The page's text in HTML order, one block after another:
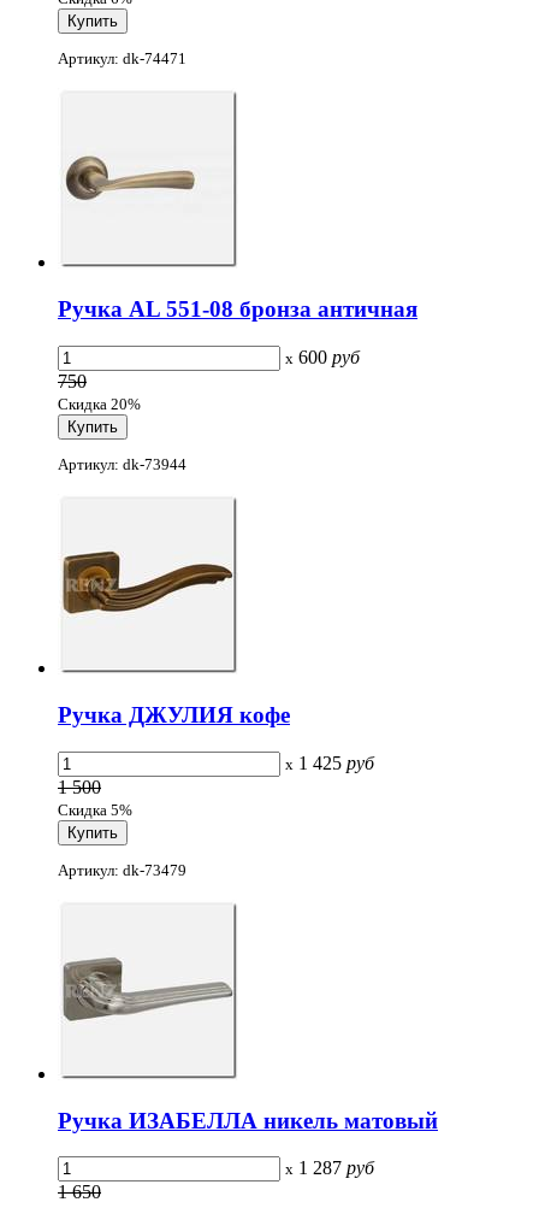
Артикул: dk-74471
Ручка AL 551-08 бронза античная
x 600 руб
750
Скидка 20%
Артикул: dk-73944
Ручка ДЖУЛИЯ кофе
x 1 425 руб
1 500
Скидка 5%
Артикул: dk-73479
Ручка ИЗАБЕЛЛА никель матовый
x 1 287 руб
1 650